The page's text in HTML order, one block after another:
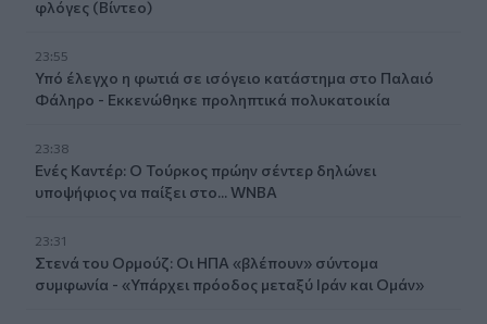
φλόγες (Βίντεο)
23:55
Υπό έλεγχο η φωτιά σε ισόγειο κατάστημα στο Παλαιό
Φάληρο - Εκκενώθηκε προληπτικά πολυκατοικία
23:38
Ενές Καντέρ: Ο Τούρκος πρώην σέντερ δηλώνει
υποψήφιος να παίξει στο... WNBA
23:31
Στενά του Ορμούζ: Οι ΗΠΑ «βλέπουν» σύντομα
συμφωνία - «Υπάρχει πρόοδος μεταξύ Ιράν και Ομάν»